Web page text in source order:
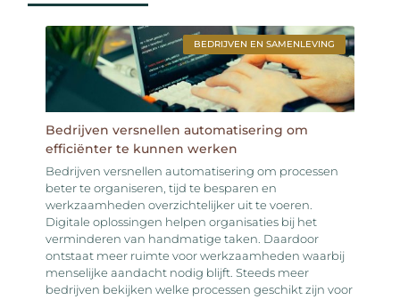
BEDRIJVEN EN SAMENLEVING
Bedrijven versnellen automatisering om
efficiënter te kunnen werken
Bedrijven versnellen automatisering om processen
beter te organiseren, tijd te besparen en
werkzaamheden overzichtelijker uit te voeren.
Digitale oplossingen helpen organisaties bij het
verminderen van handmatige taken. Daardoor
ontstaat meer ruimte voor werkzaamheden waarbij
menselijke aandacht nodig blijft. Steeds meer
bedrijven bekijken welke processen geschikt zijn voor